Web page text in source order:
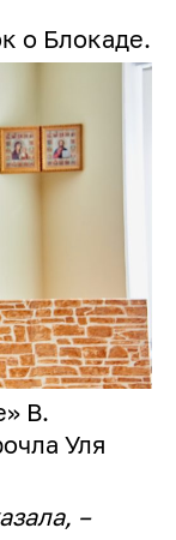
о Блокаде.
В.
Уля
–